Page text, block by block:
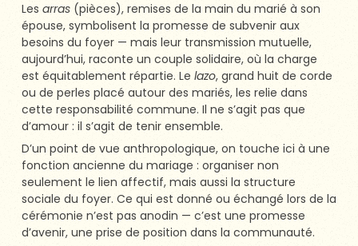
Les arras(pièces), remises de la main du marié à son
épouse, symbolisent la promesse de subvenir aux
besoins du foyer — mais leur transmission mutuelle,
aujourd’hui, raconte un couple solidaire, où la charge
est équitablement répartie. Le lazo, grand huit de corde
ou de perles placé autour des mariés, les relie dans
cette responsabilité commune. Il ne s’agit pas que
d’amour : il s’agit de tenir ensemble.
D’un point de vue anthropologique, on touche ici à une
fonction ancienne du mariage : organiser non
seulement le lien affectif, mais aussi la structure
sociale du foyer. Ce qui est donné ou échangé lors de la
cérémonie n’est pas anodin — c’est une promesse
d’avenir, une prise de position dans la communauté.